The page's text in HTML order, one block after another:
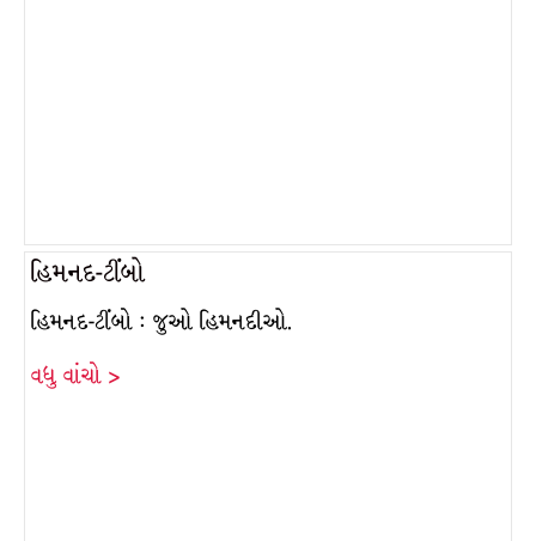
હિમનદ-ટીંબો
હિમનદ-ટીંબો : જુઓ હિમનદીઓ.
વધુ વાંચો >